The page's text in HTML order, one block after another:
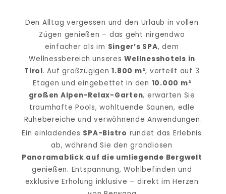
Den Alltag vergessen und den Urlaub in vollen
Zügen genießen – das geht nirgendwo
einfacher als im Singer’s SPA, dem
Wellnessbereich unseres Wellnesshotels in
Tirol. Auf großzügigen 1.800 m², verteilt auf 3
Etagen und eingebettet in den 10.000 m²
großen Alpen-Relax-Garten, erwarten Sie
traumhafte Pools, wohltuende Saunen, edle
Ruhebereiche und verwöhnende Anwendungen.
Ein einladendes SPA-Bistro rundet das Erlebnis
ab, während Sie den grandiosen
Panoramablick auf die umliegende Bergwelt
genießen. Entspannung, Wohlbefinden und
exklusive Erholung inklusive – direkt im Herzen